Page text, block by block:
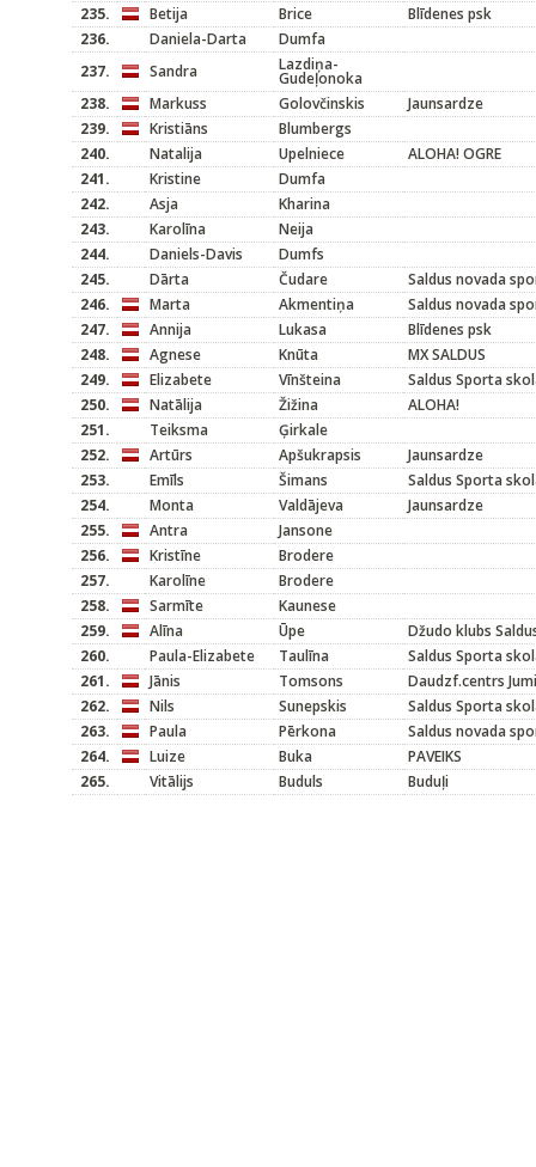
235.
Betija Brice
Blīdenes psk
236.
Daniela-Darta
Dumfa
237.
Sandra Lazdiņa-
Gudeļonoka
238.
Markuss Golovčinskis
Jaunsardze
239.
Kristiāns
Blumbergs
240.
Natalija Upelniece
ALOHA! OGRE
241.
Kristine
Dumfa
242.
Asja
Kharina
243.
Karolīna
Neija
244.
Daniels-Davis
Dumfs
245.
Dārta Čudare
Saldus novada
246.
Marta Akmentiņa
Saldus novada
247.
Annija Lukasa
Blīdenes psk
248.
Agnese Knūta
MX SALDUS
249.
Elizabete Vīnšteina
Saldus Sporta
250.
Natālija Žižina
ALOHA!
251.
Teiksma
Ģirkale
252.
Artūrs Apšukrapsis
Jaunsardze
253.
Emīls Šimans
Saldus Sporta
254.
Monta Valdājeva
Jaunsardze
255.
Antra
Jansone
256.
Kristīne
Brodere
257.
Karolīne
Brodere
258.
Sarmīte
Kaunese
259.
Alīna Ūpe
Džudo klubs
260.
Paula-Elizabete Taulīna
Saldus Sporta
261.
Jānis Tomsons
Daudzf.centrs
262.
Nils Sunepskis
Saldus Sporta
263.
Paula Pērkona
Saldus novada
264.
Luize Buka
PAVEIKS
265.
Vitālijs Buduls Buduļi